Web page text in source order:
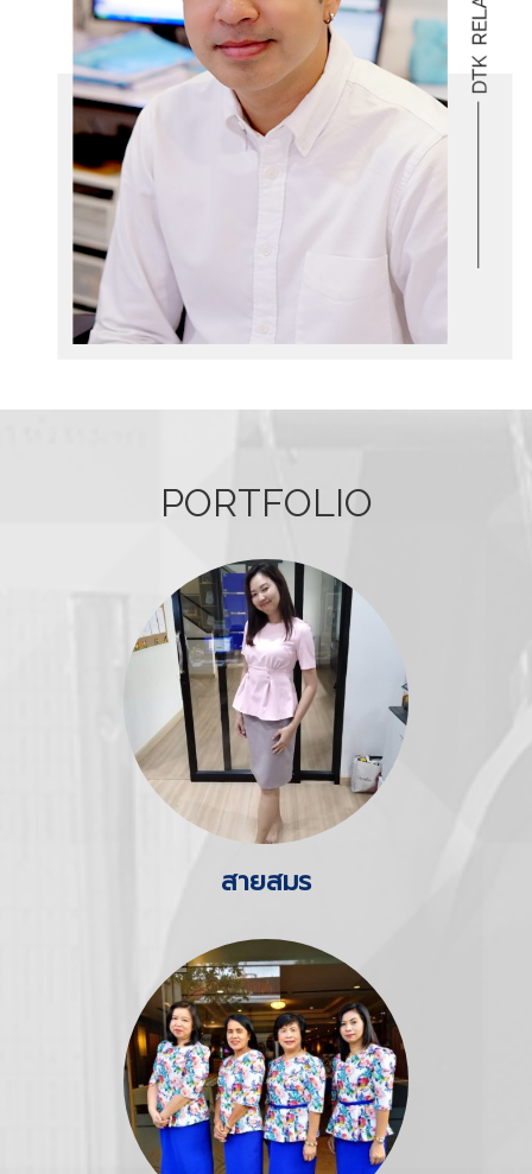
PORTFOLIO
สายสมร